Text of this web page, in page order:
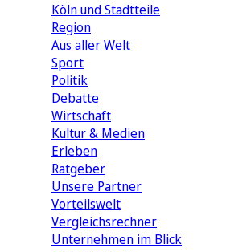
Köln und Stadtteile
Region
Aus aller Welt
Sport
Politik
Debatte
Wirtschaft
Kultur & Medien
Erleben
Ratgeber
Unsere Partner
Vorteilswelt
Vergleichsrechner
Unternehmen im Blick